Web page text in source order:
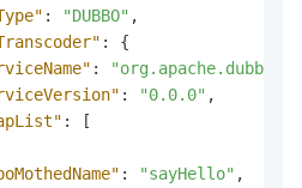
: "DUBBO" ,
:
{
:
: "0.0.0" ,
:
[
: "sayHello" ,